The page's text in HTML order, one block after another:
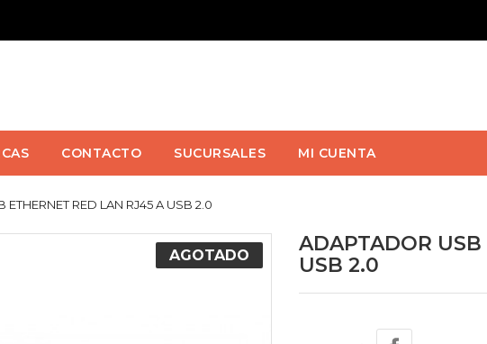
CONTACTO SUCURSALES MI CUENTA
RED LAN RJ45 A USB 2.0
AGOTADO
ADAPTADOR
USB 2.0